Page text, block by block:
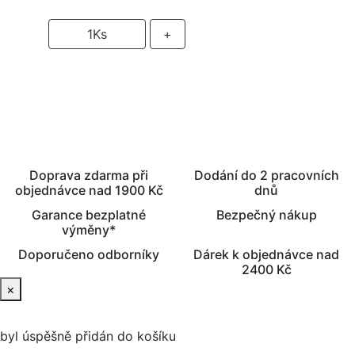
1Ks +
Doprava zdarma při
objednávce nad 1900 Kč
Dodání do 2 pracovních
dnů
Garance bezplatné
výměny*
Bezpečný nákup
Doporučeno odborníky
Dárek k objednávce nad
2400 Kč
×
byl úspěšně přidán do košíku